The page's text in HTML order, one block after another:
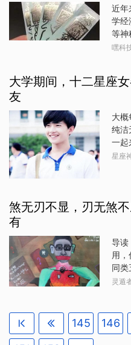
为
合
与日
仍
纪
名。
来标
十一
寅月
照这
一天
近年
学经
等神
光祈
却深
一塌
你是
摩
美女
飘、
财
们
你在
有工
识！
量，
嘿科
大学期间，十二星座
友
大概
纯洁
一起
到怎
友。
对那
么好
了
4、
子
般都
星座
煞无刃不显，刃无煞
有
导读
用
同类
刃。
它
生
灵遁
145 146